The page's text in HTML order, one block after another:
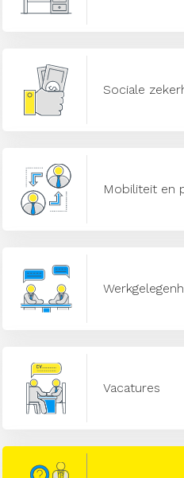
Sociale
Mobiliteit en
Vacatures